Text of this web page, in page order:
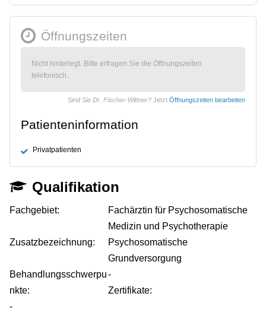
Öffnungszeiten
Nicht hinterlegt. Bitte erfragen Sie die Öffnungszeiten
telefonisch.
Sind Sie Dr. Fischer-Wittner? Jetzt Öffnungszeiten bearbeiten
Patienteninformation
Privatpatienten
Qualifikation
Fachgebiet:
Fachärztin für Psychosomatische
Medizin und Psychotherapie
Zusatzbezeichnung:
Psychosomatische
Grundversorgung
Behandlungsschwerpu
nkte:
-
Zertifikate:
-